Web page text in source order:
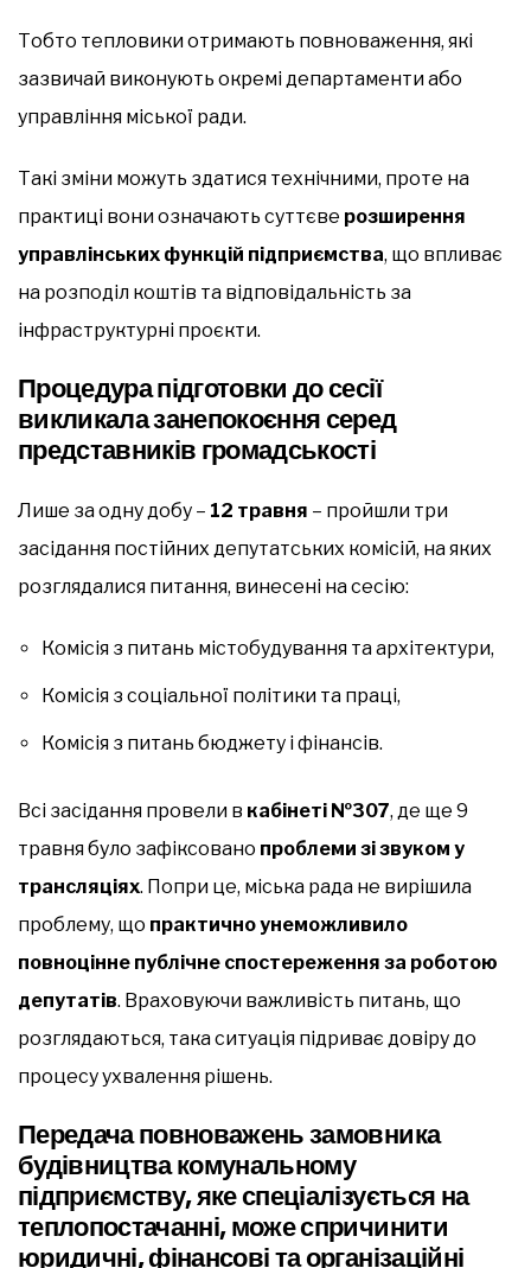
Тобто тепловики отримають повноваження, які
зазвичай виконують окремі департаменти або
управління міської ради.
Такі зміни можуть здатися технічними, проте на
практиці вони означають суттєве розширення
управлінських функцій підприємства, що впливає
на розподіл коштів та відповідальність за
інфраструктурні проєкти.
Процедура підготовки до сесії
викликала занепокоєння серед
представників громадськості
Лише за одну добу – 12 травня – пройшли три
засідання постійних депутатських комісій, на яких
розглядалися питання, винесені на сесію:
Комісія з питань містобудування та архітектури,
Комісія з соціальної політики та праці,
Комісія з питань бюджету і фінансів.
Всі засідання провели в кабінеті №307, де ще 9
травня було зафіксовано проблеми зі звуком у
трансляціях. Попри це, міська рада не вирішила
проблему, що практично унеможливило
повноцінне публічне спостереження за роботою
депутатів. Враховуючи важливість питань, що
розглядаються, така ситуація підриває довіру до
процесу ухвалення рішень.
Передача повноважень замовника
будівництва комунальному
підприємству, яке спеціалізується на
теплопостачанні, може спричинити
юридичні, фінансові та організаційні